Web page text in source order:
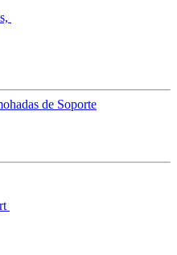
de Soporte